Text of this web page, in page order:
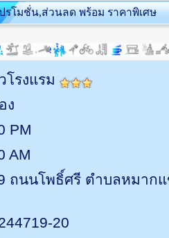
รโมชั่น,ส่วนลด พร้อม ราคาพิเศษ
โรงแรม
ง
PM
AM
ถนนโพธิ์ศรี ตำบลหมากแ
20